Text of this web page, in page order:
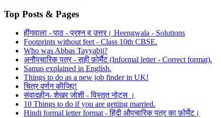
Top Posts & Pages
हींगवाला - पाठ - प्रश्न व उत्तर। Heengwala - Solutions
Footprints without feet - Class 10th CBSE.
Who was Abbas Tayyabji?
अनौपचारिक पत्र - सही फ़ोर्मैट (Informal letter - Correct format).
Samas explained in English.
Things to do as a new job finder in UK!
चित्र वर्णन कीजिए!
संवादहीन- शेखर जोशी - विस्तृत नोट्स ।
10 Things to do if you are getting married.
Hindi formal letter format - हिंदी औपचारिक पत्र का फ़ोर्मेट।